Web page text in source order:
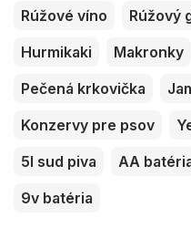
Rúžové víno
Rúžový
Hurmikaki
Makronky
Pečená krkovička
Konzervy pre psov
5l sud piva
AA
9v batéria